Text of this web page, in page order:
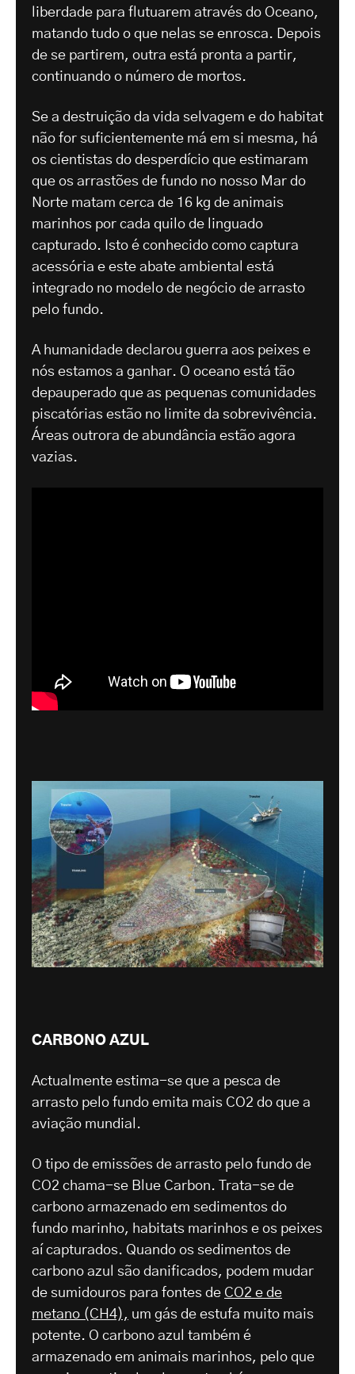
liberdade para flutuarem através do Oceano,
matando tudo o que nelas se enrosca. Depois
de se partirem, outra está pronta a partir,
continuando o número de mortos.
Se a destruição da vida selvagem e do habitat
não for suficientemente má em si mesma, há
os cientistas do desperdício que estimaram
que os arrastões de fundo no nosso Mar do
Norte matam cerca de 16 kg de animais
marinhos por cada quilo de linguado
capturado. Isto é conhecido como captura
acessória e este abate ambiental está
integrado no modelo de negócio de arrasto
pelo fundo.
A humanidade declarou guerra aos peixes e
nós estamos a ganhar. O oceano está tão
depauperado que as pequenas comunidades
piscatórias estão no limite da sobrevivência.
Áreas outrora de abundância estão agora
vazias.
CARBONO AZUL
Actualmente estima-se que a pesca de
arrasto pelo fundo emita mais CO2 do que a
aviação mundial.
O tipo de emissões de arrasto pelo fundo de
CO2 chama-se Blue Carbon. Trata-se de
carbono armazenado em sedimentos do
fundo marinho, habitats marinhos e os peixes
aí capturados. Quando os sedimentos de
carbono azul são danificados, podem mudar
de sumidouros para fontes de CO2 e de
metano (CH4), um gás de estufa muito mais
potente. O carbono azul também é
armazenado em animais marinhos, pelo que